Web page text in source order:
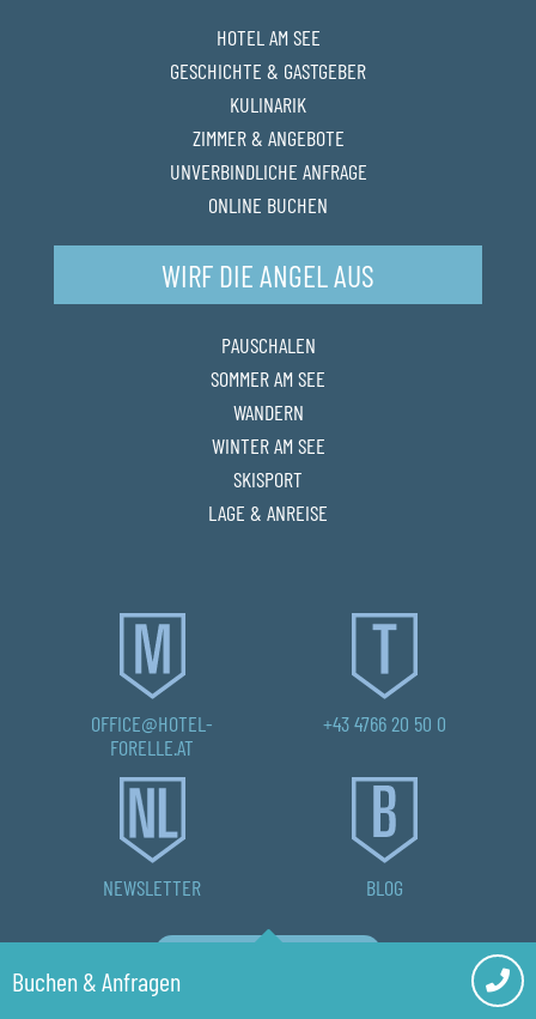
Buchen & Anfragen
HOTEL AM SEE
GESCHICHTE & GASTGEBER
KULINARIK
ZIMMER & ANGEBOTE
UNVERBINDLICHE ANFRAGE
ONLINE BUCHEN
WIRF DIE ANGEL AUS
PAUSCHALEN
SOMMER AM SEE
WANDERN
WINTER AM SEE
SKISPORT
LAGE & ANREISE
OFFICE@HOTEL-
FORELLE.AT
+43 4766 20 50 0
NEWSLETTER BLOG